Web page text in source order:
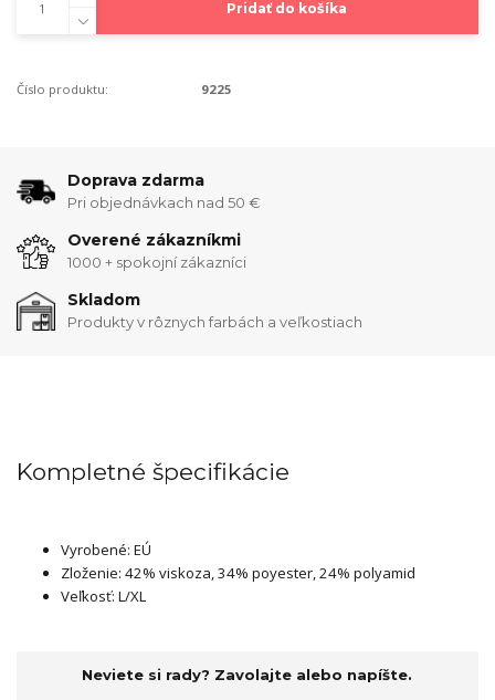
Pridať do košíka
Číslo produktu: 9225
Doprava zdarma
Pri objednávkach nad 50 €
Overené zákazníkmi
1000 + spokojní zákazníci
Skladom
Produkty v rôznych farbách a veľkostiach
Kompletné špecifikácie
Vyrobené: EÚ
Zloženie: 42% viskoza, 34% poyester, 24% polyamid
Veľkosť: L/XL
Neviete si rady? Zavolajte alebo napíšte.